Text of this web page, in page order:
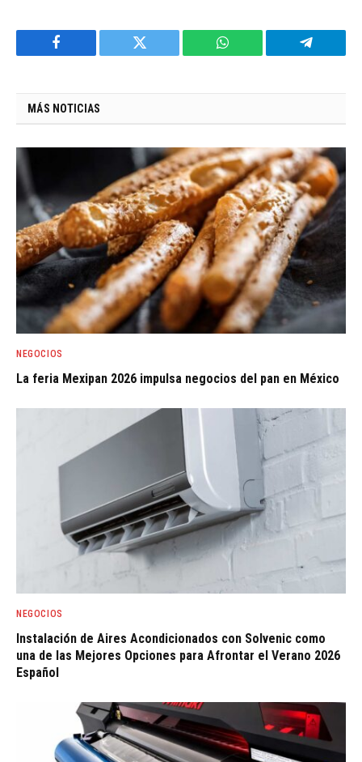
Facebook Twitter WhatsApp Telegram
MÁS NOTICIAS
NEGOCIOS
La feria Mexipan 2026 impulsa negocios del pan en México
NEGOCIOS
Instalación de Aires Acondicionados con Solvenic como
una de las Mejores Opciones para Afrontar el Verano 2026
Español